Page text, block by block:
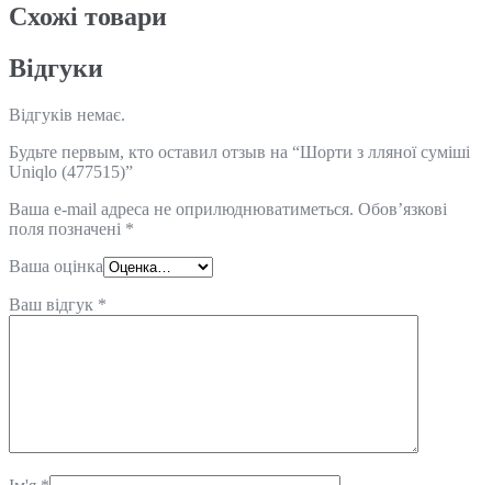
Схожi товари
Відгуки
Відгуків немає.
Будьте первым, кто оставил отзыв на “Шорти з лляної суміші
Uniqlo (477515)”
Ваша e-mail адреса не оприлюднюватиметься. Обов’язкові
поля позначені *
Ваша оцінка
Ваш відгук *